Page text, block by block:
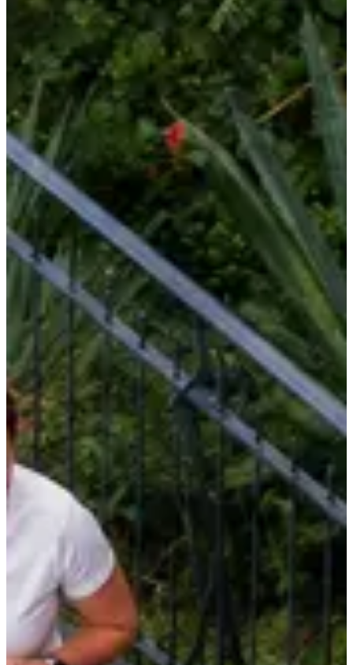
44 - Loire-Atlantique
Tu cherches une course où l’ambiance compte autant que le chrono
? Direction Nantes pour les
Coureurs Misery , un trail urbain
de 8
km qui transforme la ville en terrain de jeu le temps d’une soirée.
Ce que tu vas trouver sur place :
Une course gratuite accessible à tous ;
Un format dynamique de
4 x 2 kmpour tester les jambes et le
mental ;
Un parcours de
trail urbain au cœur de Nantes, entre
relances, changements de rythme et surprises du décor ;
Un échauffement musical pour faire monter la température
avant le coup d’envoi ;
Un ravito convivial pour refaire la course après l’effort.
Focus parcours :
Huit kilomètres, ça paraît simple sur le papier. Jusqu’au moment où
il faut enchaîner les tours et relancer la machine encore et encore.
Ici, Coureurs bouscule les codes : la ville devient ton terrain
d’aventure, mêlant l'intensité d'une course courte à l'esprit joueur du
trail.
Le format
4 x 2 km
donne du rythme à l’épreuve et transforme
chaque passage en nouveau départ. Pas le temps de s’installer, pas le
temps de calculer. Tu cours, tu relances, tu gères, puis tu
recommences.
L’ambiance, elle, démarre bien avant le premier kilomètre. Entre
l’échauffement en musique et ce rendez-vous en fin de journée, les
Coureurs Misery ont davantage des airs de rassemblement entre
passionnés que de simple course sur route. On vient pour se
challenger, mais aussi pour partager un bon moment dans les rues
nantaises.
3 (très) bonnes raisons de participer :